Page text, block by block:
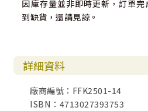
因庫存量並非即時更新，訂單
到缺貨，還請見諒。
詳細資料
廠商編號：FFK2501-14
ISBN：4713027393753